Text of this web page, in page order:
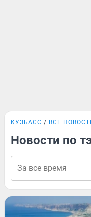
КУЗБАСС ВСЕ
Новости по